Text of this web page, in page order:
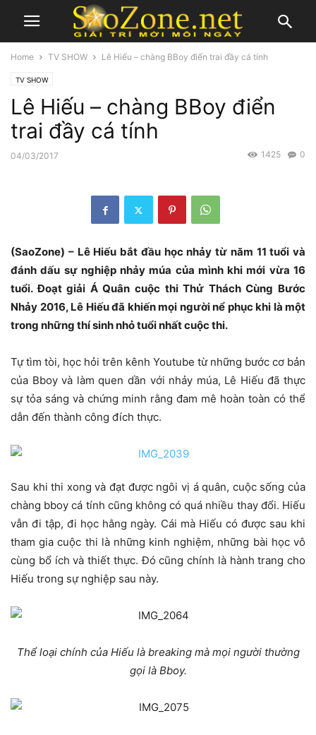
Home TV SHOW Lê Hiếu – chàng BBoy điển trai đầy cá tính
TV SHOW
Lê Hiếu – chàng BBoy điển
trai đầy cá tính
04/03/2017 0
1425
(SaoZone) – Lê Hiếu bắt đầu học nhảy từ năm 11 tuổi và
đánh dấu sự nghiệp nhảy múa của mình khi mới vừa 16
tuổi. Đoạt giải Á Quân cuộc thi Thử Thách Cùng Bước
Nhảy 2016, Lê Hiếu đã khiến mọi người nể phục khi là một
trong những thí sinh nhỏ tuổi nhất cuộc thi.
Tự tìm tòi, học hỏi trên kênh Youtube từ những bước cơ bản
của Bboy và làm quen dần với nhảy múa, Lê Hiếu đã thực
sự tỏa sáng và chứng minh rằng đam mê hoàn toàn có thể
dẫn đến thành công đích thực.
Sau khi thi xong và đạt được ngôi vị á quân, cuộc sống của
chàng bboy cá tính cũng không có quá nhiều thay đổi. Hiếu
vẫn đi tập, đi học hằng ngày. Cái mà Hiếu có được sau khi
tham gia cuộc thi là những kinh nghiệm, những bài học vô
cùng bổ ích và thiết thực. Đó cũng chính là hành trang cho
Hiếu trong sự nghiệp sau này.
Thể loại chính của Hiếu là breaking mà mọi người thường
gọi là Bboy.